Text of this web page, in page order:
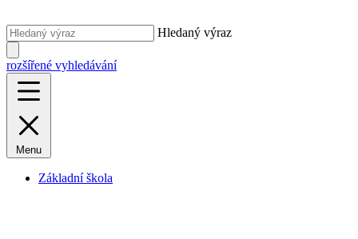
Hledaný výraz
rozšířené vyhledávání
Menu
Základní škola